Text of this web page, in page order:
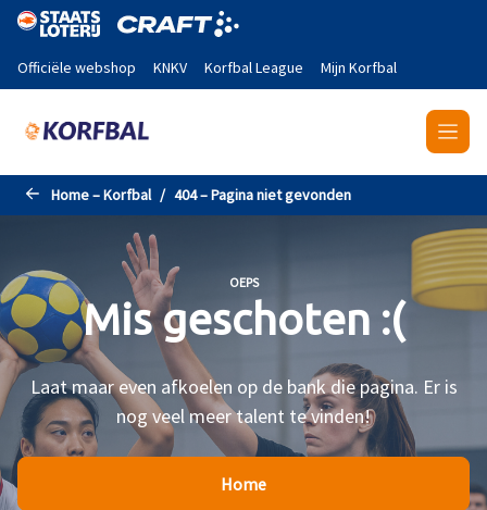
Naar de hoofdinhoud gaan
Officiële webshop KNKV Korfbal League Mijn Korfbal
Home – Korfbal 404 – Pagina niet gevonden
OEPS
Mis geschoten :(
Laat maar even afkoelen op de bank die pagina. Er is
nog veel meer talent te vinden!
Home